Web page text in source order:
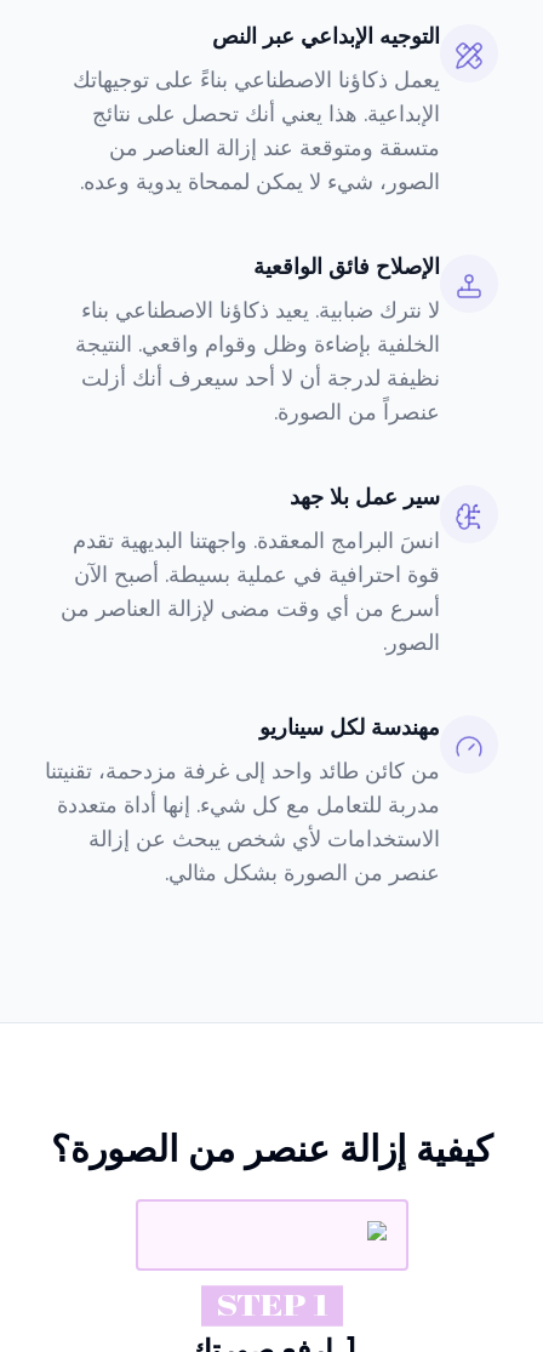
التوجيه الإبداعي عبر النص
يعمل ذكاؤنا الاصطناعي بناءً على توجيهاتك
الإبداعية. هذا يعني أنك تحصل على نتائج
متسقة ومتوقعة عند إزالة العناصر من
الصور، شيء لا يمكن لممحاة يدوية وعده.
الإصلاح فائق الواقعية
لا نترك ضبابية. يعيد ذكاؤنا الاصطناعي بناء
الخلفية بإضاءة وظل وقوام واقعي. النتيجة
نظيفة لدرجة أن لا أحد سيعرف أنك أزلت
عنصراً من الصورة.
سير عمل بلا جهد
انسَ البرامج المعقدة. واجهتنا البديهية تقدم
قوة احترافية في عملية بسيطة. أصبح الآن
أسرع من أي وقت مضى لإزالة العناصر من
الصور.
مهندسة لكل سيناريو
من كائن طائد واحد إلى غرفة مزدحمة، تقنيتنا
مدربة للتعامل مع كل شيء. إنها أداة متعددة
الاستخدامات لأي شخص يبحث عن إزالة
عنصر من الصورة بشكل مثالي.
كيفية إزالة عنصر من الصورة؟
STEP 1